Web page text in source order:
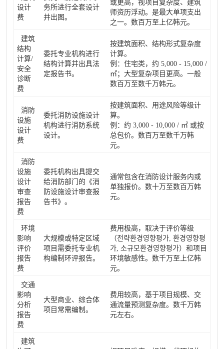
设计
费
务所进行全套设计
并出图。
或更高，视项目复杂度、建筑
师资历浮动。是最大单项支出
之一。数百万至上亿韩元。
建筑
结构
计算/
安全
诊断
费
委托专业机构进行
结构计算并出具法
定报告书。
按建筑面积、结构形式复杂度
计算。
例：住宅类，约 5,000 - 15,000 /
㎡；大型复杂项目更高。一般
数百万至数千万韩元。
消防
设施
设计
费
委托消防设施设计
机构进行消防系统
设计。
按建筑面积、用途风险等级计
算。
例：约 3,000 - 10,000 / ㎡ 或按
总包价。数百万至数千万韩
元。
消防
设施
设计
审查
报告
费
委托机构出具提交
给消防部门的《消
防设施设计审查报
告书》。
通常包含在消防设计服务内或
单独报价。数十万至数百万韩
元。
环境
影响
评价
报告
费
大规模或特定区域
项目需委托专业机
构编制环评报告。
费用极高，取决于评价等级
（전략환경영향평가, 환경영향평
가, 소규모환경영향평가）和项目
环境敏感性。数千万至上亿韩
元。
交通
影响
分析
报告
费
大型商业、综合体
项目常需编制。
费用较高，基于项目规模、交
通流量预测复杂度。数千万韩
元左右。
建筑